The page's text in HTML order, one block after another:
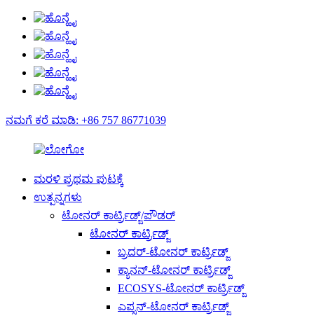
ನಮಗೆ ಕರೆ ಮಾಡಿ: +86 757 86771039
ಮರಳಿ ಪ್ರಥಮ ಪುಟಕ್ಕೆ
ಉತ್ಪನ್ನಗಳು
ಟೋನರ್ ಕಾರ್ಟ್ರಿಡ್ಜ್/ಪೌಡರ್
ಟೋನರ್ ಕಾರ್ಟ್ರಿಡ್ಜ್
ಬ್ರದರ್-ಟೋನರ್ ಕಾರ್ಟ್ರಿಡ್ಜ್
ಕ್ಯಾನನ್-ಟೋನರ್ ಕಾರ್ಟ್ರಿಡ್ಜ್
ECOSYS-ಟೋನರ್ ಕಾರ್ಟ್ರಿಡ್ಜ್
ಎಪ್ಸನ್-ಟೋನರ್ ಕಾರ್ಟ್ರಿಡ್ಜ್